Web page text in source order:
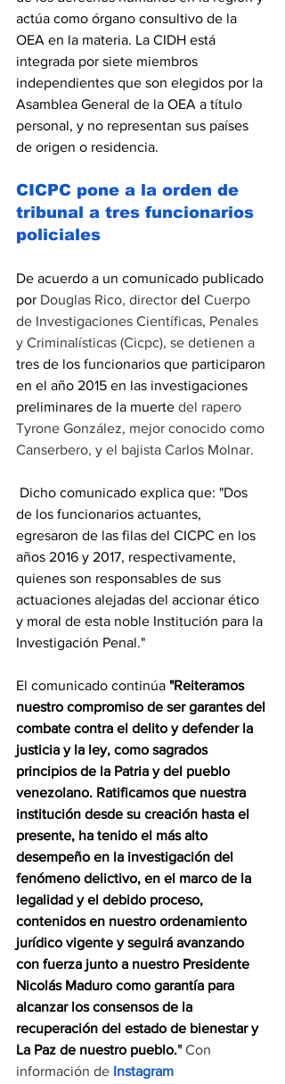
actúa como órgano consultivo de la
OEA en la materia. La CIDH está
integrada por siete miembros
independientes que son elegidos por la
Asamblea General de la OEA a título
personal, y no representan sus países
de origen o residencia.
CICPC pone a la orden de
tribunal a tres funcionarios
policiales
De acuerdo a un comunicado publicado
por Douglas Rico, director del Cuerpo
de Investigaciones Científicas, Penales
y Criminalísticas (Cicpc), se detienen a
tres de los funcionarios que participaron
en el año 2015 en las investigaciones
preliminares de la muerte del rapero
Tyrone González, mejor conocido como
Canserbero, y el bajista Carlos Molnar.
de los funcionarios actuantes,
egresaron de las filas del CICPC en los
años 2016 y 2017, respectivamente,
quienes son responsables de sus
actuaciones alejadas del accionar ético
y moral de esta noble Institución para la
Investigación Penal."
El comunicado continúa "Reiteramos
nuestro compromiso de ser garantes del
combate contra el delito y defender la
justicia y la ley, como sagrados
principios de la Patria y del pueblo
venezolano. Ratificamos que nuestra
institución desde su creación hasta el
presente, ha tenido el más alto
desempeño en la investigación del
fenómeno delictivo, en el marco de la
legalidad y el debido proceso,
contenidos en nuestro ordenamiento
jurídico vigente y seguirá avanzando
con fuerza junto a nuestro Presidente
Nicolás Maduro como garantía para
alcanzar los consensos de la
recuperación del estado de bienestar y
La Paz de nuestro pueblo." Con
información de Instagram